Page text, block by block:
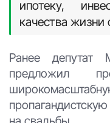
Повод для
живут
успешны,
качества.
средства,